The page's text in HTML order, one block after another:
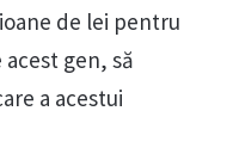
de lei pentru
gen, să
a acestui